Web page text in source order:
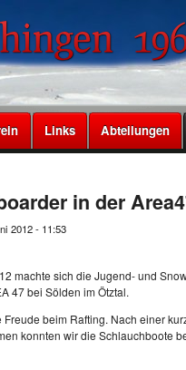
Links Abteilungen
in der
2012 - 11:53
machte sich die Jugend- und
47 bei Sölden im Ötztal.
beim Rafting. Nach einer
konnten wir die Schlauchboote